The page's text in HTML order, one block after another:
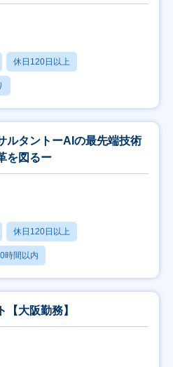
休日120日以上
タントーAIの最先端技術
を図るー
休日120日以上
時間以内
大阪勤務】